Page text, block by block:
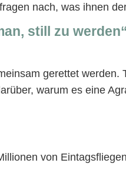
nach, was ihnen
still zu werden“
gerettet
warum es eine
von